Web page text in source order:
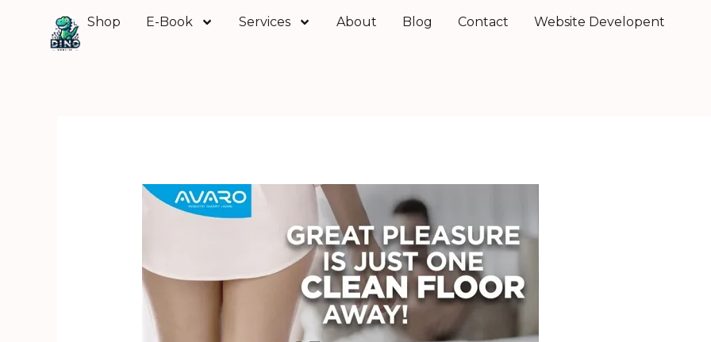
content
Shop E-Book Services About Blog Contact Website Developent